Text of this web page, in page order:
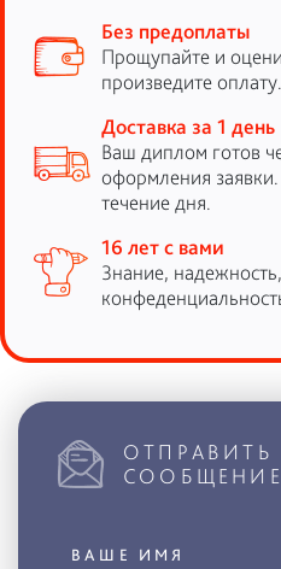
Без предоплаты
Прощупайте и
произведите
Доставка за 1 день
Ваш диплом готов
оформления
течение дня.
16 лет с вами
Знание,
ОТПРАВИТЬ
СООБЩЕНИЕ